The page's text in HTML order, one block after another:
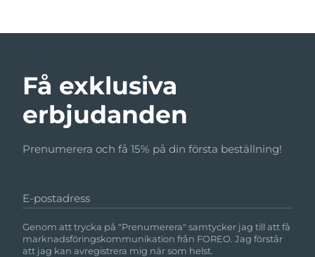
Få exklusiva
erbjudanden
Prenumerera och få 15% på din första beställning!
E-postadress
Genom att trycka på "Prenumerera" samtycker jag till att få
marknadsföringskommunikation från FOREO. Jag förstår
att jag kan avregistrera mig när som helst.